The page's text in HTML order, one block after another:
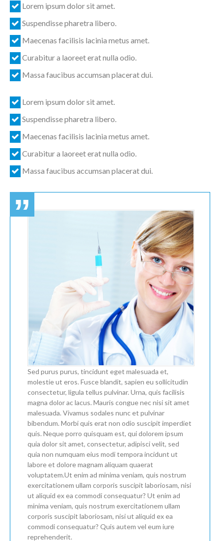
Lorem ipsum dolor sit amet.
Suspendisse pharetra libero.
Maecenas facilisis lacinia metus amet.
Curabitur a laoreet erat nulla odio.
Massa faucibus accumsan placerat dui.
Lorem ipsum dolor sit amet.
Suspendisse pharetra libero.
Maecenas facilisis lacinia metus amet.
Curabitur a laoreet erat nulla odio.
Massa faucibus accumsan placerat dui.
Sed purus purus, tincidunt eget malesuada et,
molestie ut eros. Fusce blandit, sapien eu sollicitudin
consectetur, ligula tellus pulvinar. Urna, quis facilisis
magna dolor ac lacus. Mauris congue nec nisi sit amet
malesuada. Vivamus sodales nunc et pulvinar
bibendum. Morbi quis erat non odio suscipit imperdiet
quis. Neque porro quisquam est, qui dolorem ipsum
quia dolor sit amet, consectetur, adipisci velit, sed
quia non numquam eius modi tempora incidunt ut
labore et dolore magnam aliquam quaerat
voluptatem.Ut enim ad minima veniam, quis nostrum
exercitationem ullam corporis suscipit laboriosam, nisi
ut aliquid ex ea commodi consequatur? Ut enim ad
minima veniam, quis nostrum exercitationem ullam
corporis suscipit laboriosam, nisi ut aliquid ex ea
commodi consequatur? Quis autem vel eum iure
reprehenderit.